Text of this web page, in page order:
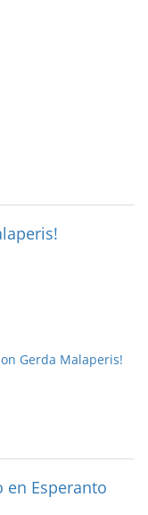
Gerda Malaperis!
en Esperanto